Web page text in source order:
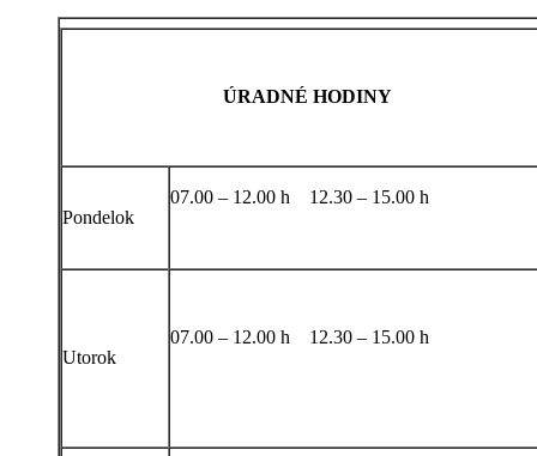
ÚRADNÉ HODINY
Pondelok
07.00 – 12.00 h 12.30 – 15.00 h
Utorok
07.00 – 12.00 h 12.30 – 15.00 h